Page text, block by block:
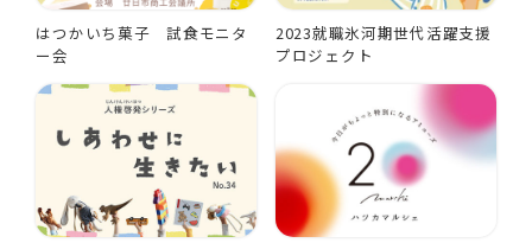
はつかいち菓子 試食モニタ
ー会
2023就職氷河期世代活躍支援
プロジェクト